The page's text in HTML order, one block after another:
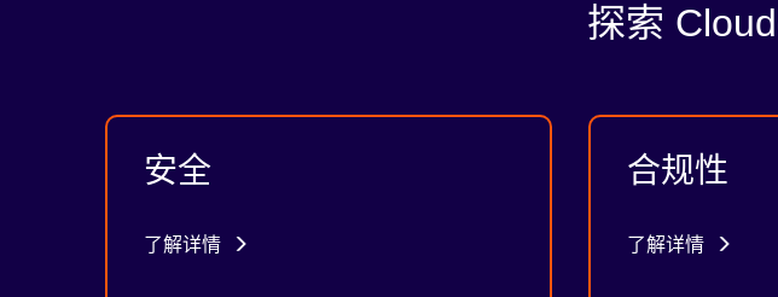
探索
安全
了解详情
合规性
了解详情